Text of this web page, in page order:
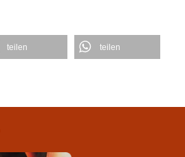
teilen teilen